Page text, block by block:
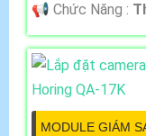
️📢 Chức Năng :
MODULE GIÁM